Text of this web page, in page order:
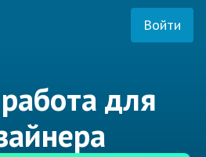
Войти
для